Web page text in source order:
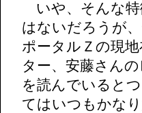
いや、そんな特
はないだろうが
ポータルＺの現地
ター、安藤さんの
を読んでいると
てはいつもかな